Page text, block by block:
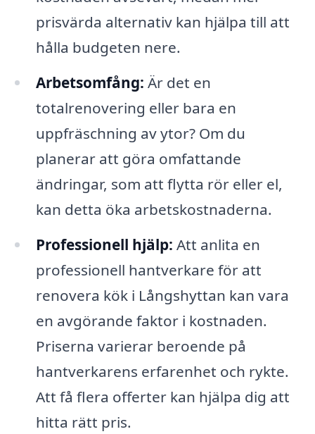
prisvärda alternativ kan hjälpa till att
hålla budgeten nere.
Arbetsomfång: Är det en
totalrenovering eller bara en
uppfräschning av ytor? Om du
planerar att göra omfattande
ändringar, som att flytta rör eller el,
kan detta öka arbetskostnaderna.
Professionell hjälp: Att anlita en
professionell hantverkare för att
renovera kök i Långshyttan kan vara
en avgörande faktor i kostnaden.
Priserna varierar beroende på
hantverkarens erfarenhet och rykte.
Att få flera offerter kan hjälpa dig att
hitta rätt pris.